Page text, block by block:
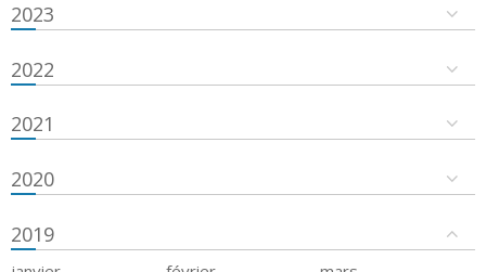
2023
2022
2021
2020
2019